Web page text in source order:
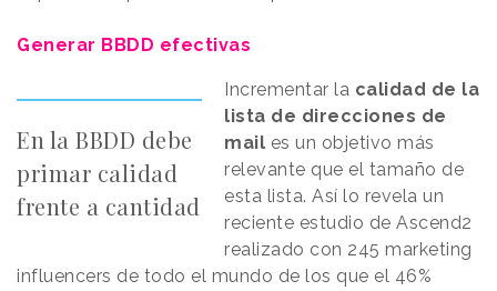
Generar BBDD efectivas
En la BBDD debe
primar calidad
frente a cantidad
Incrementar la calidad de la
lista de direcciones de
mail es un objetivo más
relevante que el tamaño de
esta lista. Así lo revela un
reciente estudio de Ascend2
realizado con 245 marketing
influencers de todo el mundo de los que el 46%